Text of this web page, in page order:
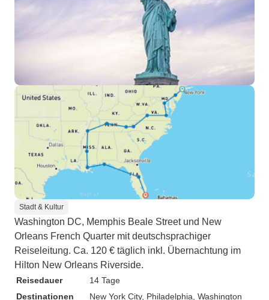
Stadt & Kultur
Washington DC, Memphis Beale Street und New
Orleans French Quarter mit deutschsprachiger
Reiseleitung. Ca. 120 € täglich inkl. Übernachtung im
Hilton New Orleans Riverside.
Reisedauer
14 Tage
Destinationen
New York City, Philadelphia , Washington